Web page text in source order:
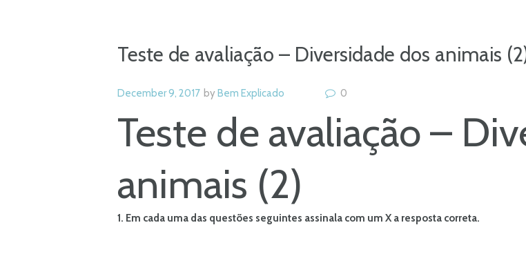
Teste de avaliação – Diversidade dos animais
December 9, 2017 byBem Explicado 0
Teste de avaliação –
animais (2)
1. Em cada uma das questões seguintes assinala com um X a resposta correta.